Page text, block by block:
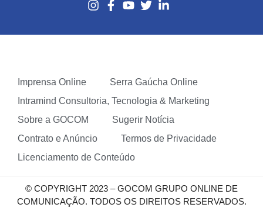
Imprensa Online
Serra Gaúcha Online
Intramind Consultoria, Tecnologia & Marketing
Sobre a GOCOM
Sugerir Notícia
Contrato e Anúncio
Termos de Privacidade
Licenciamento de Conteúdo
© COPYRIGHT 2023 – GOCOM GRUPO ONLINE DE
COMUNICAÇÃO. TODOS OS DIREITOS RESERVADOS.